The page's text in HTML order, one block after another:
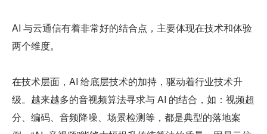
AI 与云通信有着非常好的结合点，主要体现在技术和体验
两个维度。
在技术层面，AI 给底层技术的加持，驱动着行业技术升
级。越来越多的音视频算法寻求与 AI 的结合，如：视频超
分、编码、音频降噪、场景检测等，都是典型的落地案